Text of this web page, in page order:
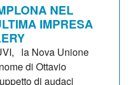
NEL
IMPRESA
la Nova Unione
di Ottavio
di audaci